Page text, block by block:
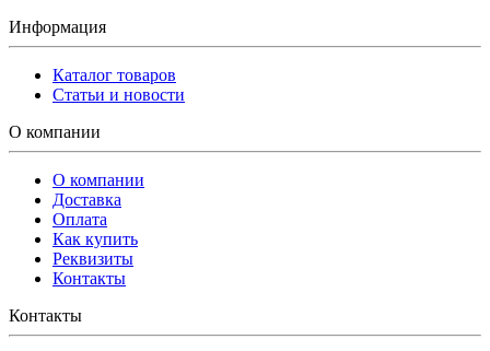
Информация
Каталог товаров
Статьи и новости
О компании
О компании
Доставка
Оплата
Как купить
Реквизиты
Контакты
Контакты